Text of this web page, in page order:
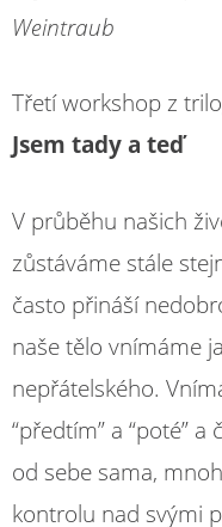
Weintraub
Třetí workshop z
Jsem tady a teď
V průběhu našich
zůstáváme stále
často přináší
naše tělo vnímáme
nepřátelského.
“předtím” a “poté”
od sebe sama,
kontrolu nad svými